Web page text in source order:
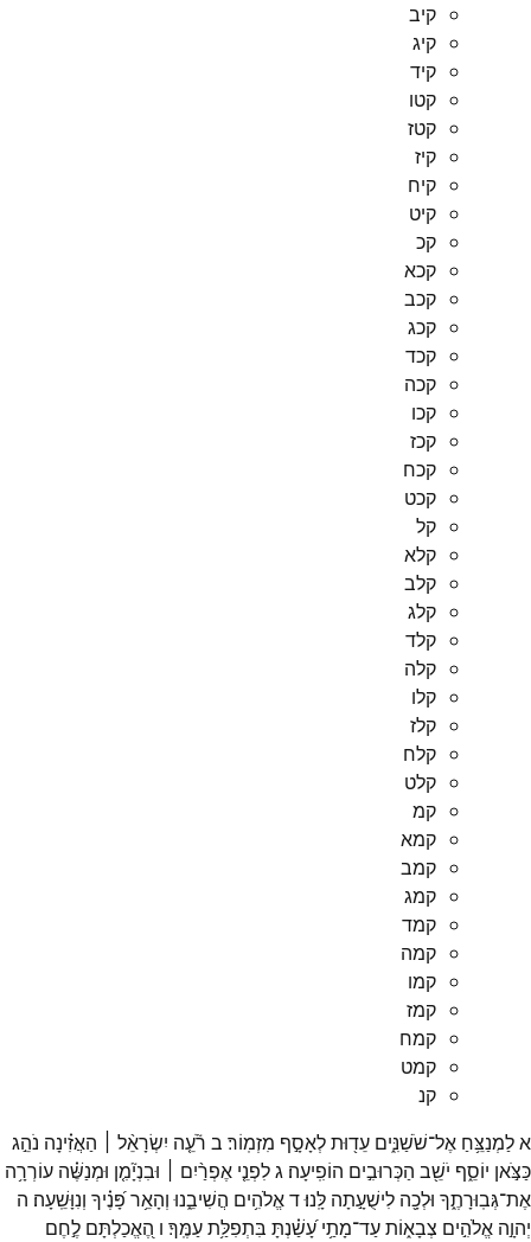
קיב
קיג
קיד
קטו
קטז
קיז
קיח
קיט
קכ
קכא
קכב
קכג
קכד
קכה
קכו
קכז
קכח
קכט
קל
קלא
קלב
קלג
קלד
קלה
קלו
קלז
קלח
קלט
קמ
קמא
קמב
קמג
קמד
קמה
קמו
קמז
קמח
קמט
קנ
אלַמְנַצֵּ֥חַ אֶל־שֹׁשַׁנִּ֑ים עֵד֖וּתלְאָסָ֣ף מִזְמֽוֹר׃ ב רֹ֘עֵ֤ה יִשְׂרָאֵ֨ל ׀ הַאֲזִ֗ינָה נֹהֵ֣ג
כַּצֹּ֣אן יוֹסֵ֑ף יֹשֵׁ֖ב הַכְּרוּבִ֣ים הוֹפִֽיעָה׃ גלִפְנֵ֤י אֶפְרַ֨יִם ׀ וּבִנְיָ֘מִ֤ן וּמְנַשֶּׁ֗ה עוֹרְרָ֥ה
אֶת־גְּבֽוּרָתֶ֑ךָ וּלְכָ֖ה לִישֻׁעָ֣תָה לָּֽנוּ׃דאֱלֹהִ֥ים הֲשִׁיבֵ֑נוּ וְהָאֵ֥רפָּ֝נֶ֗יךָ וְנִוָּשֵֽׁעָה׃ ה
יְהוָ֣ה אֱלֹהִ֣ים צְבָא֑וֹתעַד־מָתַ֥י עָ֝שַׁ֗נְתָּ בִּתְפִלַּ֥תעַמֶּֽךָ׃ ו הֶ֭אֱכַלְתָּם לֶ֣חֶם